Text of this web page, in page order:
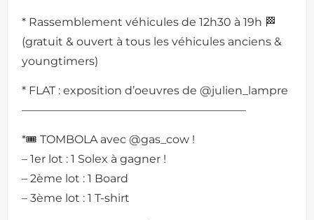
* Rassemblement véhicules de 12h30 à 19h 🏁
(gratuit & ouvert à tous les véhicules anciens &
youngtimers)
* FLAT : exposition d’oeuvres de @julien_lampre
————————————————————
*🎟 TOMBOLA avec @gas_cow !
– 1er lot : 1 Solex à gagner !
– 2ème lot : 1 Board
– 3ème lot : 1 T-shirt